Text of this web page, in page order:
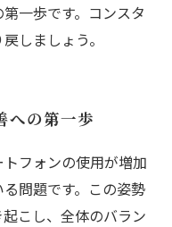
一歩です。コンスタ
しましょう。
への第一歩
フォンの使用が増加
問題です。この姿勢
こし、全体のバラン